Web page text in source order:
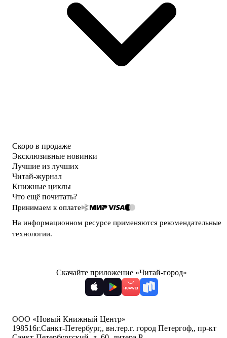
Скоро в продаже
Эксклюзивные новинки
Лучшие из лучших
Читай-журнал
Книжные циклы
Что ещё почитать?
Принимаем к оплате
На информационном ресурсе применяются рекомендательные
технологии.
Скачайте приложение «Читай-город»
ООО «Новый Книжный Центр»
198516г.Санкт-Петербург,, вн.тер.г. город Петергоф,, пр-кт